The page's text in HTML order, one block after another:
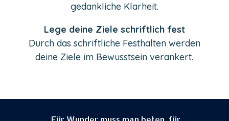
gedankliche Klarheit.
Lege deine Ziele schriftlich fest
Durch das schriftliche Festhalten werden
deine Ziele im Bewusstsein verankert.